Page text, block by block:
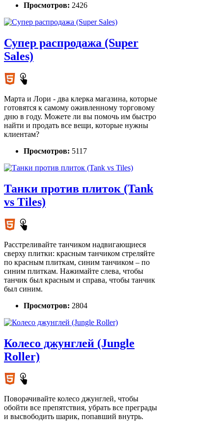
Просмотров: 2426
Супер распродажа (Super
Sales)
Марта и Лори - два клерка магазина, которые
готовятся к самому оживленному торговому
дню в году. Можете ли вы помочь им быстро
найти и продать все вещи, которые нужны
клиентам?
Просмотров: 5117
Танки против плиток (Tank
vs Tiles)
Расстреливайте танчиком надвигающиеся
сверху плитки: красным танчиком стреляйте
по красным плиткам, синим танчиком – по
синим плиткам. Нажимайте слева, чтобы
танчик был красным и справа, чтобы танчик
был синим.
Просмотров: 2804
Колесо джунглей (Jungle
Roller)
Поворачивайте колесо джунглей, чтобы
обойти все препятствия, убрать все преграды
и высвободить шарик, попавший внутрь.